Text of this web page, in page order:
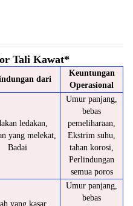
Tali Kawat*
dari
Keuntungan
Operasional
ledakan,
yang melekat,
Badai
Umur panjang,
bebas
pemeliharaan,
Ekstrim suhu,
tahan korosi,
Perlindungan
semua poros
yang kasar,
Umur panjang,
bebas